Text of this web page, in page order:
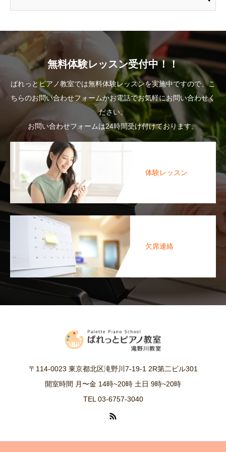
無料体験レッスン受付中！！
ぱれっとピアノ教室では無料体験レッスンを実施中ですので、こ
ちらのお問い合わせフォームかお電話でお気軽にお問い合わせく
ださい。
お問い合わせフォームは24時間受け付けております。
体験レッスン
欠席連絡
〒114-0023 東京都北区滝野川7-19-1 2R第二ビル301
開室時間 月〜金 14時~20時 土日 9時~20時
TEL 03-6757-3040